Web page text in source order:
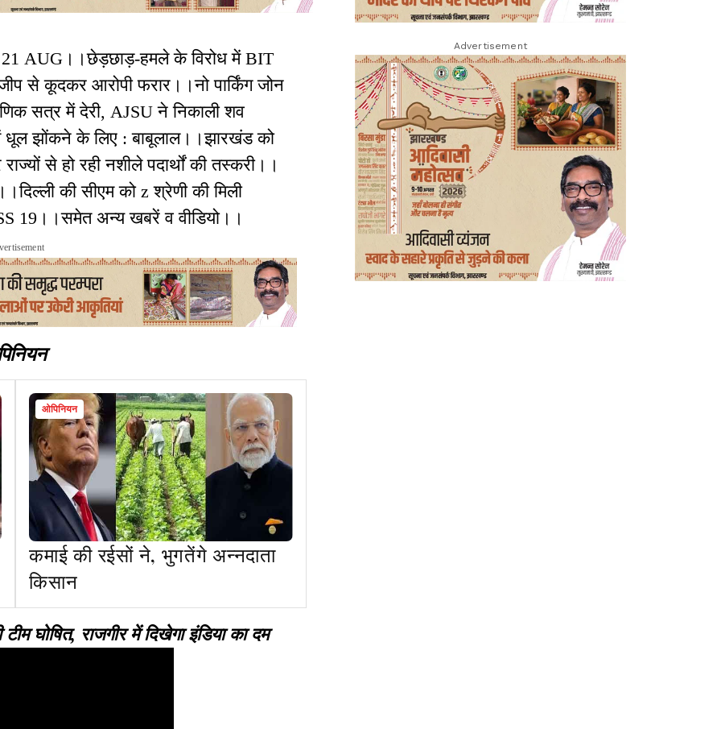
AUG।।छेड़छाड़-हमले के विरोध में BIT
से कूदकर आरोपी फरार।।नो पार्किंग जोन
सत्र में देरी, AJSU ने निकाली शव
में धूल झोंकने के लिए : बाबूलाल।।झारखंड को
से हो रही नशीले पदार्थों की तस्करी।।
की सीएम को z श्रेणी की मिली
19।।समेत अन्य खबरें व वीडियो।।
ओपिनियन
कमाई की रईसों ने, भुगतेंगे अन्नदाता
किसान
घोषित, राजगीर में दिखेगा इंडिया का दम
Advertisement